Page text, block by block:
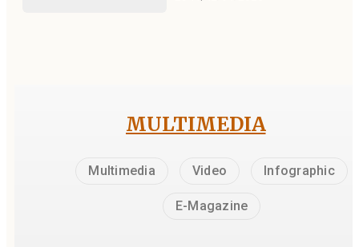
MULTIMEDIA
Multimedia Video Infographic
E-Magazine